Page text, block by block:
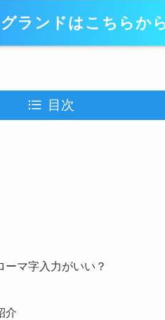
ランドはこちらか
目次
マ字入力がいい？
介